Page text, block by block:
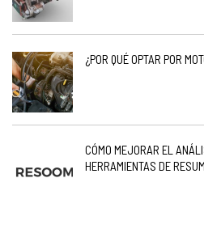
¿POR QUÉ OPTAR POR
CÓMO MEJORAR EL
HERRAMIENTAS DE